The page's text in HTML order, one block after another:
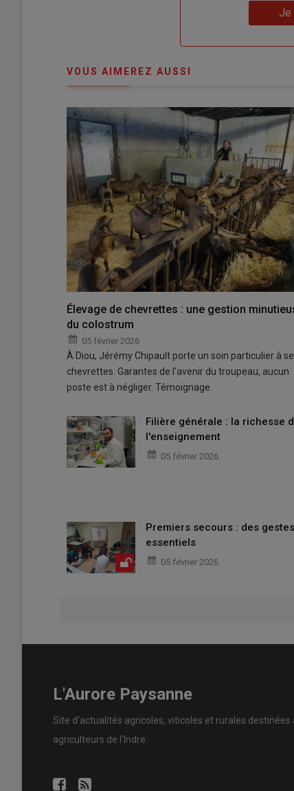
compte"
Je
VOUS AIMEREZ AUSSI
Élevage de chevrettes : une gestion
du colostrum
05 février 2026
À Diou, Jérémy Chipault porte un soin particulier à
chevrettes. Garantes de l'avenir du troupeau, aucun
poste est à négliger. Témoignage.
Filière générale : la richesse
l'enseignement
05 février 2026
Premiers secours : des gestes
essentiels
05 février 2026
L'Aurore Paysanne
Site d'actualités agricoles, viticoles et rurales destinées
agriculteurs de l'Indre.